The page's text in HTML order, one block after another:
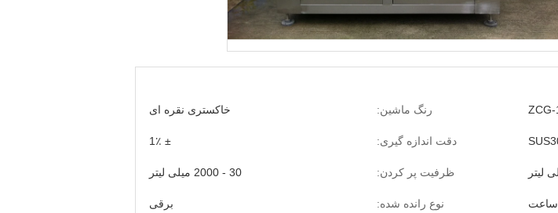
ZCG- رنگ ماشین: خاکستری نقره ای
دقت اندازه گیری: ± 1٪
ظرفیت پر کردن: 30 - 2000 میلی لیتر
نوع رانده شده: برقی